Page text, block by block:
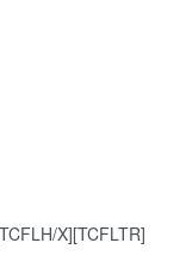
X][TCFLTR]